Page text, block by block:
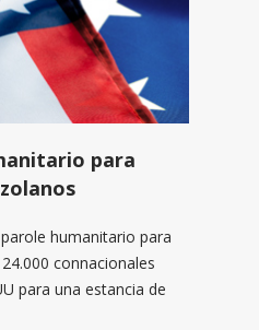
para
humanitario para
connacionales
para una estancia de